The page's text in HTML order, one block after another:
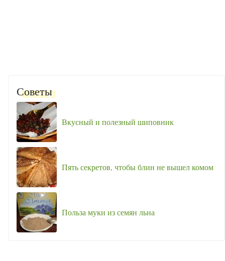
Советы
Вкусный и полезный шиповник
Пять секретов, чтобы блин не вышел комом
Польза муки из семян льна